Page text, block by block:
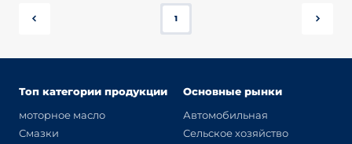
1
Топ категории продукции
моторное масло
Смазки
Основные рынки
Автомобильная
Сельское хозяйство